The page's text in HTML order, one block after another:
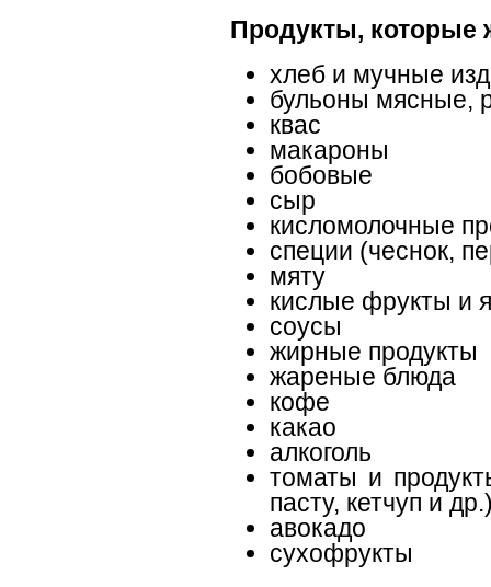
Продукты, которые
хлеб и мучные
бульоны мясные,
квас
макароны
бобовые
сыр
кисломолочные
специи (чеснок,
мяту
кислые фрукты и
соусы
жирные продукты
жареные блюда
кофе
какао
алкоголь
томаты и
пасту, кетчуп и
авокадо
сухофрукты